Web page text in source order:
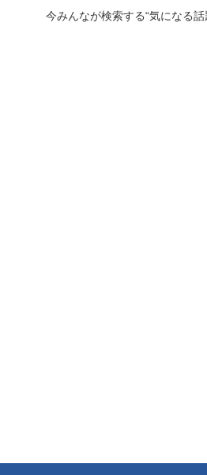
今みんなが検索する“気になる